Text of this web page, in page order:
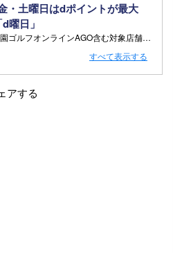
・土曜日はdポイントが最大
曜日」
■ 有賀園ゴルフオンラインAGO含む対象店舗で金・土曜日にd支払いをすると
ーン期間：毎週 金・土曜日 AM 0:00 - PM 23:59
：
ゴルフ実店舗での開催はございません。
すべて表示する
アする